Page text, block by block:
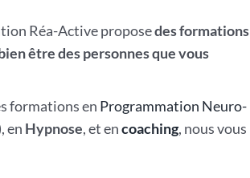
Réa-Active proposedes formations
être des personnes que vous
formations en Programmation Neuro-
en Hypnose, et encoaching, nous vous